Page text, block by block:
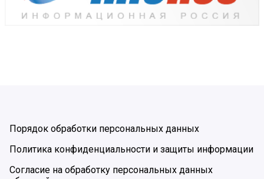
Порядок обработки персональных данных
Политика конфиденциальности и защиты информации
Согласие на обработку персональных данных